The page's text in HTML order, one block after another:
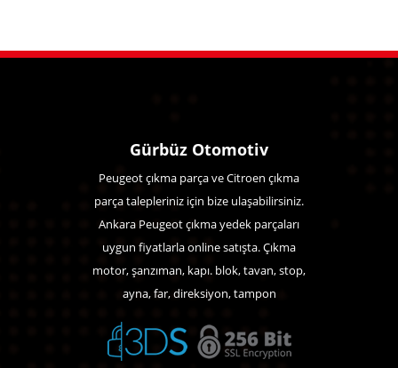
Gürbüz Otomotiv
Peugeot çıkma parça ve Citroen çıkma
parça talepleriniz için bize ulaşabilirsiniz.
Ankara Peugeot çıkma yedek parçaları
uygun fiyatlarla online satışta. Çıkma
motor, şanzıman, kapı. blok, tavan, stop,
ayna, far, direksiyon, tampon